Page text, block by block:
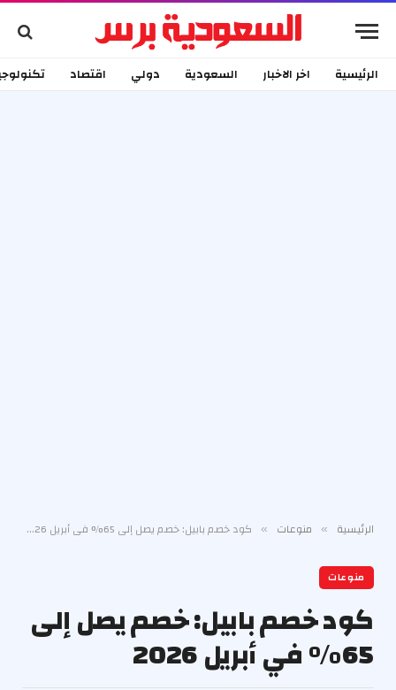
الرئيسية اخر الاخبار السعودية دولي اقتصاد
الرئيسية » منوعات » كود خصم بابيل: خصم يصل إلى 65% في أبريل 2026
منوعات
كود خصم بابيل: خصم يصل إلى
65% في أبريل 2026